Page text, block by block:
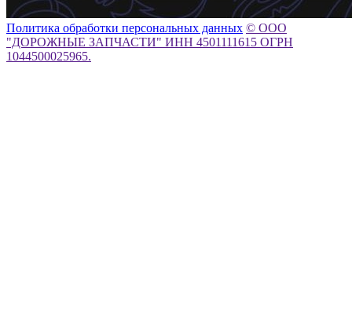
Политика обработки персональных данных © ООО
"ДОРОЖНЫЕ ЗАПЧАСТИ" ИНН 4501111615 ОГРН
1044500025965.